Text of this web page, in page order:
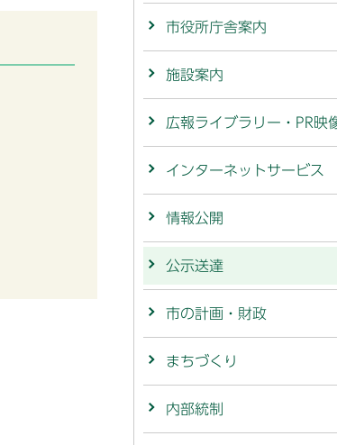
市役所庁舎案内
施設案内
広報ライブラリー・PR映
インターネットサービス
情報公開
公示送達
市の計画・財政
まちづくり
内部統制